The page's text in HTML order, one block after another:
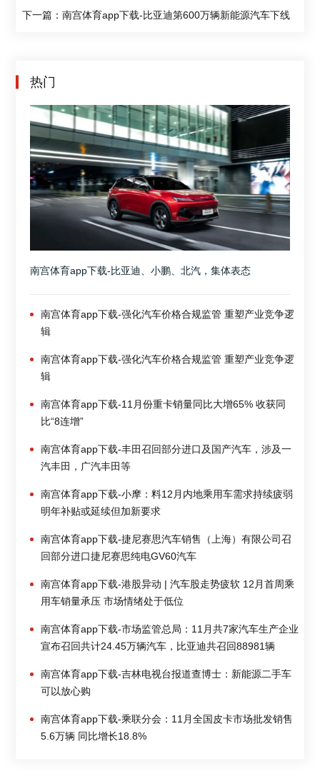
下一篇：南宫体育app下载-比亚迪第600万辆新能源汽车下线
热门
南宫体育app下载-比亚迪、小鹏、北汽，集体表态
南宫体育app下载-强化汽车价格合规监管 重塑产业竞争逻
辑
南宫体育app下载-强化汽车价格合规监管 重塑产业竞争逻
辑
南宫体育app下载-11月份重卡销量同比大增65% 收获同
比“8连增”
南宫体育app下载-丰田召回部分进口及国产汽车，涉及一
汽丰田，广汽丰田等
南宫体育app下载-小摩：料12月内地乘用车需求持续疲弱
明年补贴或延续但加新要求
南宫体育app下载-捷尼赛思汽车销售（上海）有限公司召
回部分进口捷尼赛思纯电GV60汽车
南宫体育app下载-港股异动 | 汽车股走势疲软 12月首周乘
用车销量承压 市场情绪处于低位
南宫体育app下载-市场监管总局：11月共7家汽车生产企业
宣布召回共计24.45万辆汽车，比亚迪共召回88981辆
南宫体育app下载-吉林电视台报道查博士：新能源二手车
可以放心购
南宫体育app下载-乘联分会：11月全国皮卡市场批发销售
5.6万辆 同比增长18.8%